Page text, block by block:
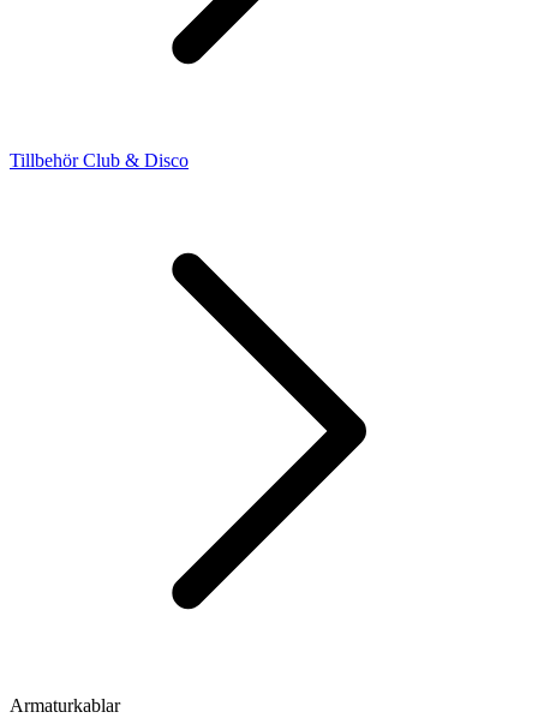
Tillbehör Club & Disco
Armaturkablar